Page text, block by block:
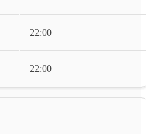
22:00
22:00